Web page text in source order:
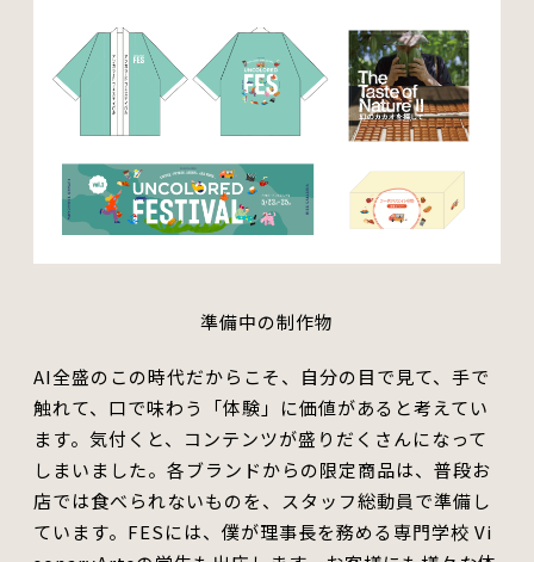
準備中の制作物
AI全盛のこの時代だからこそ、自分の目で見て、手で
触れて、口で味わう「体験」 に価値があると考えてい
ます。 気付くと、コンテンツが盛り だくさんになって
しまいました。各ブランドからの限定商品は、普段お
店では食べられないものを、スタッフ総動員で準備し
ています。 FESには、僕が理事長を務める専門学校 Vi